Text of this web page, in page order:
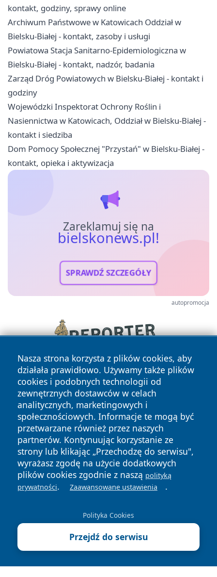
kontakt, godziny, sprawy online
Archiwum Państwowe w Katowicach Oddział w
Bielsku-Białej - kontakt, zasoby i usługi
Powiatowa Stacja Sanitarno-Epidemiologiczna w
Bielsku-Białej - kontakt, nadzór, badania
Zarząd Dróg Powiatowych w Bielsku-Białej - kontakt i
godziny
Wojewódzki Inspektorat Ochrony Roślin i
Nasiennictwa w Katowicach, Oddział w Bielsku-Białej -
kontakt i siedziba
Dom Pomocy Społecznej "Przystań" w Bielsku-Białej -
kontakt, opieka i aktywizacja
Zareklamuj się na
bielskonews.pl!
SPRAWDŹ SZCZEGÓŁY
autopromocja
Nasza strona korzysta z plików cookies, aby
działała prawidłowo. Używamy także plików
cookies i podobnych technologii od
zewnętrznych dostawców w celach
analitycznych, marketingowych i
społecznościowych. Informacje te mogą być
przetwarzane również przez naszych
partnerów. Kontynuując korzystanie ze
strony lub klikając „Przechodzę do serwisu",
wyrażasz zgodę na użycie dodatkowych
plików cookies zgodnie z naszą polityką
prywatności. Zaawansowane ustawienia .
Polityka Cookies
Przejdź do serwisu
Copyright © 2026 bielskonews.pl Wszystkie prawa
zastrzeżone.
News Autorzy
Polityka
Prywatności
Polityka
Cookies